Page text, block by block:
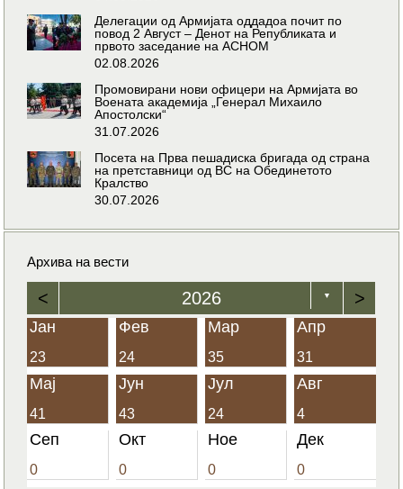
Делегации од Армијата оддадоа почит по
повод 2 Август – Денот на Републиката и
првото заседание на АСНОМ
02.08.2026
Промовирани нови офицери на Армијата во
Воената академија „Генерал Михаило
Апостолски“
31.07.2026
Посета на Прва пешадиска бригада од страна
на претставници од ВС на Обединетото
Кралство
30.07.2026
Архива на вести
< 2026 ▼ >
Јан
23
Фев
24
Мар
35
Апр
31
Мај
41
Јун
43
Јул
24
Авг
4
Сеп
0
Окт
0
Ное
0
Дек
0